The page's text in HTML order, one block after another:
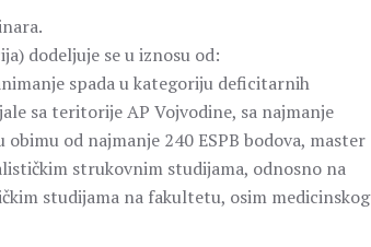
dodeljuje se u iznosu od:
spada u kategoriju deficitarnih
sa teritorije AP Vojvodine, sa najmanje
od najmanje 240 ESPB bodova, master
strukovnim studijama, odnosno na
studijama na fakultetu, osim medicinskog